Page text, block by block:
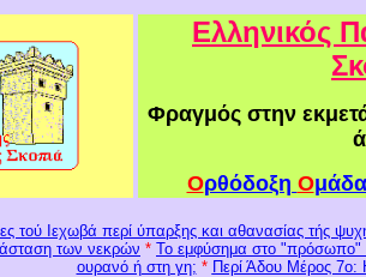
Ελληνικός
Φραγμός στην
Ορθόδοξη Ομάδα
τού Ιεχωβά περί ύπαρξης και αθανασίας τής
των νεκρών * Το εμφύσημα στο "πρόσωπο"
ουρανό ή στη γη; * Περί Άδου Μέρος 7ο: